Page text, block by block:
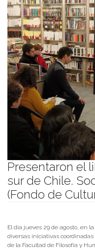
Presentaron el
sur de Chile.
(Fondo de
El día jueves 29 de agosto, en
diversas iniciativas
de la Facultad de Filosofía y